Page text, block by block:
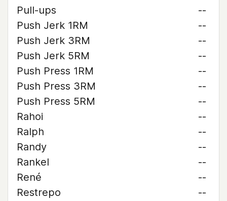
Pull-ups
--
Push Jerk 1RM
--
Push Jerk 3RM
--
Push Jerk 5RM
--
Push Press 1RM
--
Push Press 3RM
--
Push Press 5RM
--
Rahoi
--
Ralph
--
Randy
--
Rankel
--
René
--
Restrepo
--